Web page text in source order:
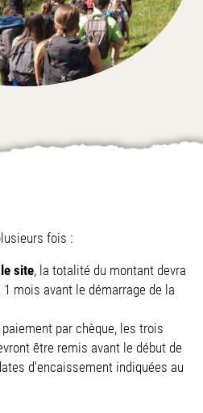
fois :
site, la totalité du montant devra
mois avant le démarrage de la
paiement par chèque, les trois
être remis avant le début de
d'encaissement indiquées au